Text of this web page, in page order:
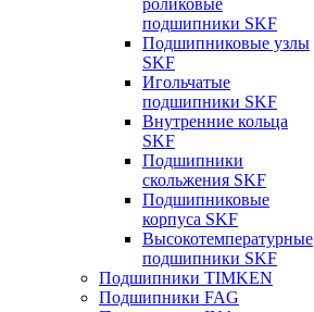
роликовые
подшипники SKF
Подшипниковые узлы
SKF
Игольчатые
подшипники SKF
Внутренние кольца
SKF
Подшипники
скольжения SKF
Подшипниковые
корпуса SKF
Высокотемпературные
подшипники SKF
Подшипники TIMKEN
Подшипники FAG